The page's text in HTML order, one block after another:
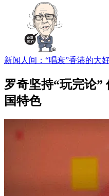
新闻人间：“唱衰”香港的大
罗奇坚持“玩完论”
国特色